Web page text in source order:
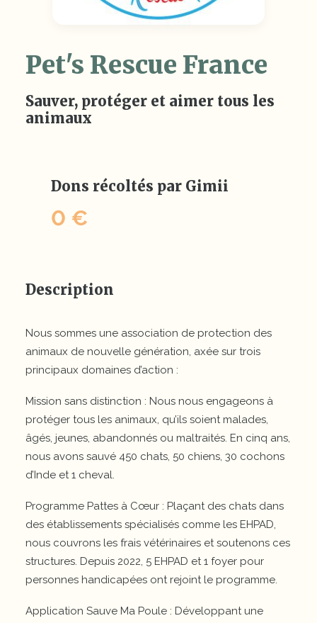
Pet's Rescue France
Sauver, protéger et aimer tous les
animaux
Dons récoltés par Gimii
0 €
Description
Nous sommes une association de protection des
animaux de nouvelle génération, axée sur trois
principaux domaines d’action :
Mission sans distinction : Nous nous engageons à
protéger tous les animaux, qu’ils soient malades,
âgés, jeunes, abandonnés ou maltraités. En cinq ans,
nous avons sauvé 450 chats, 50 chiens, 30 cochons
d’Inde et 1 cheval.
Programme Pattes à Cœur : Plaçant des chats dans
des établissements spécialisés comme les EHPAD,
nous couvrons les frais vétérinaires et soutenons ces
structures. Depuis 2022, 5 EHPAD et 1 foyer pour
personnes handicapées ont rejoint le programme.
Application Sauve Ma Poule : Développant une